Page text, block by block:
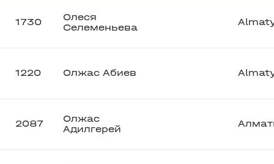
1730
Олеся
Селеменьева
1220 Олжас Абиев
2087
Олжас
Адилгерей